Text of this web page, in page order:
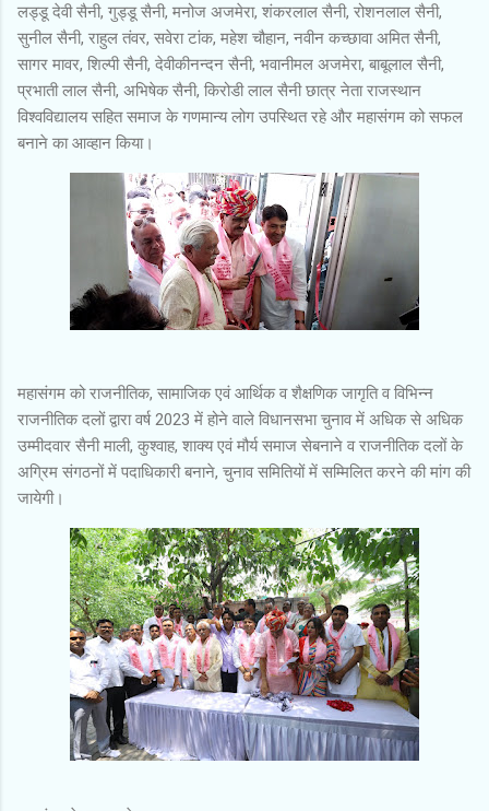
लड्डू देवी सैनी, गुड्डू सैनी, मनोज अजमेरा, शंकरलाल सैनी, रोशनलाल सैनी,
सुनील सैनी, राहुल तंवर, सवेरा टांक, महेश चौहान, नवीन कच्छावा अमित सैनी,
सागर मावर, शिल्पी सैनी, देवीकीनन्दन सैनी, भवानीमल अजमेरा, बाबूलाल सैनी,
प्रभाती लाल सैनी, अभिषेक सैनी, किरोडी लाल सैनी छात्र नेता राजस्थान
विश्वविद्यालय सहित समाज के गणमान्य लोग उपस्थित रहे और महासंगम को सफल
बनाने का आव्हान किया।
महासंगम को राजनीतिक, सामाजिक एवं आर्थिक व शैक्षणिक जागृति व विभिन्न
राजनीतिक दलों द्वारा वर्ष 2023 में होने वाले विधानसभा चुनाव में अधिक से अधिक
उम्मीदवार सैनी माली, कुश्वाह, शाक्य एवं मौर्य समाज सेबनाने व राजनीतिक दलों के
अग्रिम संगठनों में पदाधिकारी बनाने, चुनाव समितियों में सम्मिलित करने की मांग की
जायेगी।